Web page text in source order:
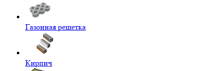
Газонная решетка
Кирпич